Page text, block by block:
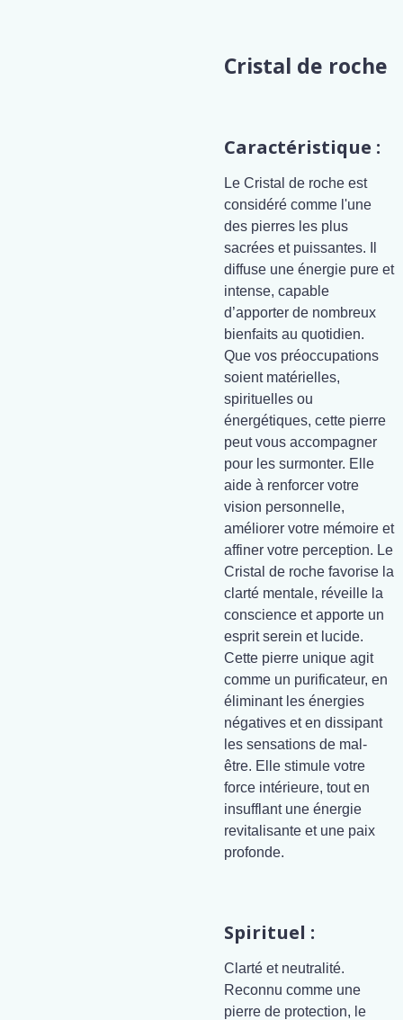
Cristal de roche
Caractéristique :
Le Cristal de roche est
considéré comme l'une
des pierres les plus
sacrées et puissantes. Il
diffuse une énergie pure et
intense, capable
d’apporter de nombreux
bienfaits au quotidien.
Que vos préoccupations
soient matérielles,
spirituelles ou
énergétiques, cette pierre
peut vous accompagner
pour les surmonter. Elle
aide à renforcer votre
vision personnelle,
améliorer votre mémoire et
affiner votre perception. Le
Cristal de roche favorise la
clarté mentale, réveille la
conscience et apporte un
esprit serein et lucide.
Cette pierre unique agit
comme un purificateur, en
éliminant les énergies
négatives et en dissipant
les sensations de mal-
être. Elle stimule votre
force intérieure, tout en
insufflant une énergie
revitalisante et une paix
profonde.
Spirituel :
Clarté et neutralité.
Reconnu comme une
pierre de protection, le